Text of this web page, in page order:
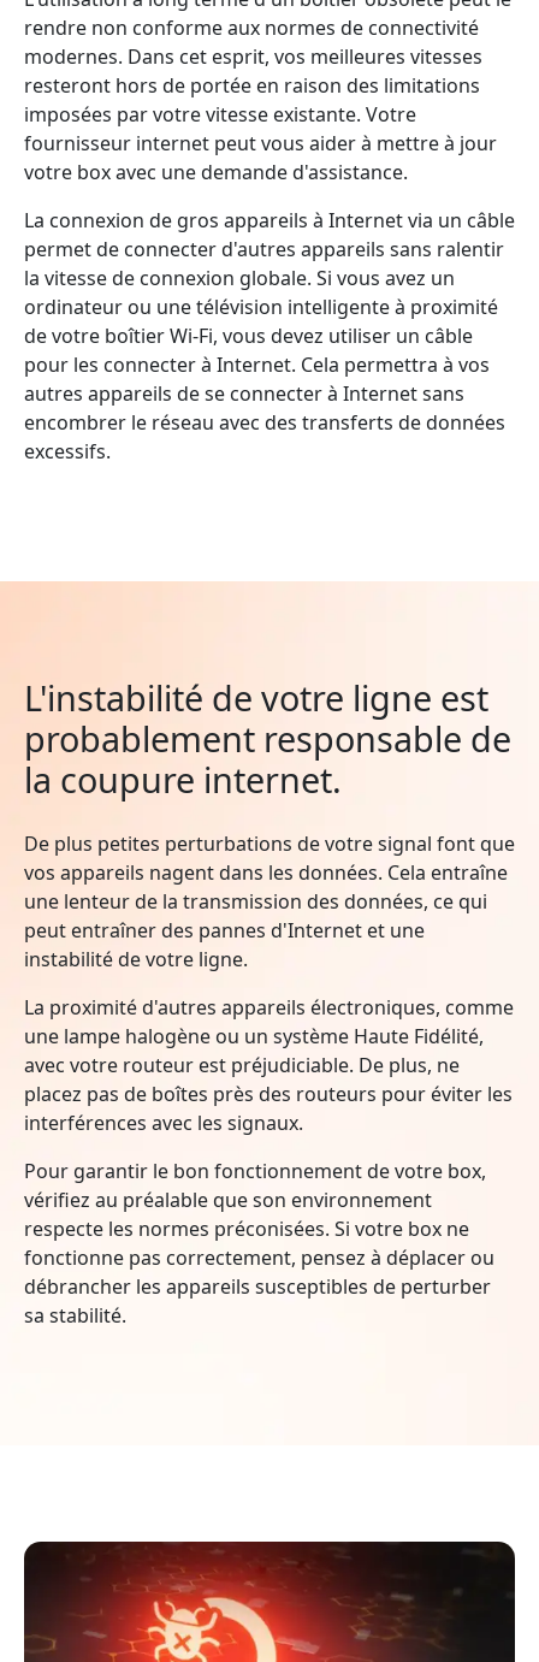
rendre non conforme aux normes de connectivité
modernes. Dans cet esprit, vos meilleures vitesses
resteront hors de portée en raison des limitations
imposées par votre vitesse existante. Votre
fournisseur internet peut vous aider à mettre à jour
votre box avec une demande d'assistance.
La connexion de gros appareils à Internet via un câble
permet de connecter d'autres appareils sans ralentir
la vitesse de connexion globale. Si vous avez un
ordinateur ou une télévision intelligente à proximité
de votre boîtier Wi-Fi, vous devez utiliser un câble
pour les connecter à Internet. Cela permettra à vos
autres appareils de se connecter à Internet sans
encombrer le réseau avec des transferts de données
excessifs.
L'instabilité de votre ligne est
probablement responsable de
la coupure internet.
De plus petites perturbations de votre signal font que
vos appareils nagent dans les données. Cela entraîne
une lenteur de la transmission des données, ce qui
peut entraîner des pannes d'Internet et une
instabilité de votre ligne.
La proximité d'autres appareils électroniques, comme
une lampe halogène ou un système Haute Fidélité,
avec votre routeur est préjudiciable. De plus, ne
placez pas de boîtes près des routeurs pour éviter les
interférences avec les signaux.
Pour garantir le bon fonctionnement de votre box,
vérifiez au préalable que son environnement
respecte les normes préconisées. Si votre box ne
fonctionne pas correctement, pensez à déplacer ou
débrancher les appareils susceptibles de perturber
sa stabilité.